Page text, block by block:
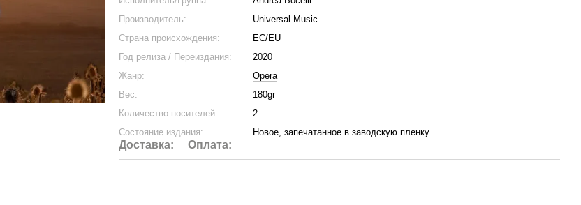
Производитель:
Universal Music
Страна происхождения:
ЕС/EU
Год релиза / Переиздания:
2020
Жанр:
Opera
Вес:
180gr
Количество носителей:
2
Состояние издания:
Новое, запечатанное в заводскую пленку
Доставка: Оплата: